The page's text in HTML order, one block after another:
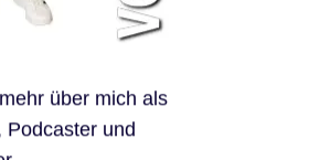
über mich als
Podcaster und